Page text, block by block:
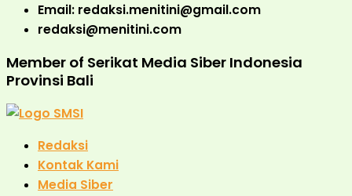
Email: redaksi.menitini@gmail.com
redaksi@menitini.com
Member of Serikat Media Siber Indonesia
Provinsi Bali
Redaksi
Kontak Kami
Media Siber